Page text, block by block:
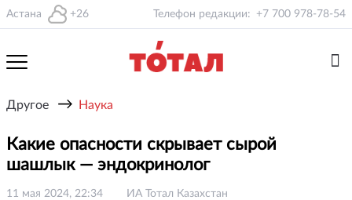
Астана +26 Телефон редакции: +7 700 978-78-54
Другое → Наука
Какие опасности скрывает сырой
шашлык — эндокринолог
11 мая 2024, 22:34 ИА Тотал Казахстан